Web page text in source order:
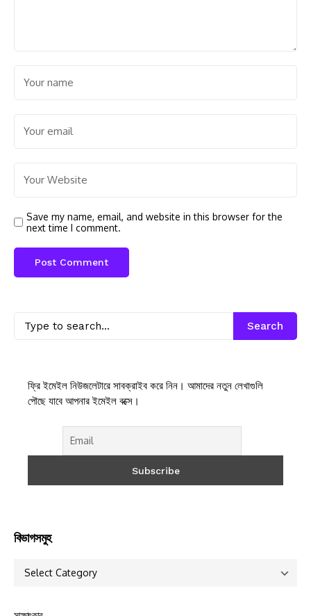
Save my name, email, and website in this browser for the
next time I comment.
Search
ফ্রি ইমেইল নিউজলেটারে সাবক্রাইব করে নিন। আমাদের নতুন লেখাগুলি
পৌছে যাবে আপনার ইমেইল বক্সে।
বিভাগসমুহ